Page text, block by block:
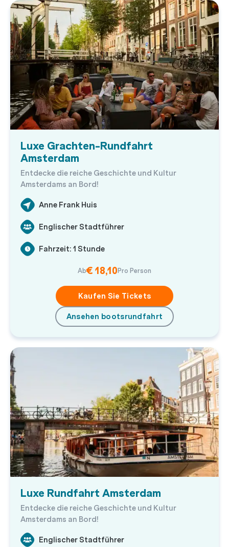
Luxe Grachten-Rundfahrt
Amsterdam
Entdecke die reiche Geschichte und Kultur
Amsterdams an Bord!
Anne Frank Huis
Englischer Stadtführer
Fahrzeit: 1 Stunde
Ab€ 18,10 Pro Person
Kaufen Sie Tickets
Ansehen bootsrundfahrt
Luxe Rundfahrt Amsterdam
Entdecke die reiche Geschichte und Kultur
Amsterdams an Bord!
Englischer Stadtführer